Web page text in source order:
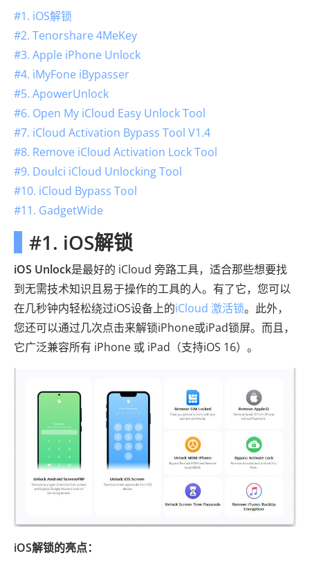
#1. iOS解锁
#2. Tenorshare 4MeKey
#3. Apple iPhone Unlock
#4. iMyFone iBypasser
#5. ApowerUnlock
#6. Open My iCloud Easy Unlock Tool
#7. iCloud Activation Bypass Tool V1.4
#8. Remove iCloud Activation Lock Tool
#9. Doulci iCloud Unlocking Tool
#10. iCloud Bypass Tool
#11. GadgetWide
#1. iOS解锁
iOS Unlock是最好的 iCloud 旁路工具，适合那些想要找
到无需技术知识且易于操作的工具的人。有了它，您可以
在几秒钟内轻松绕过iOS设备上的iCloud 激活锁。此外，
您还可以通过几次点击来解锁iPhone或iPad锁屏。而且，
它广泛兼容所有 iPhone 或 iPad（支持iOS 16）。
iOS解锁的亮点：